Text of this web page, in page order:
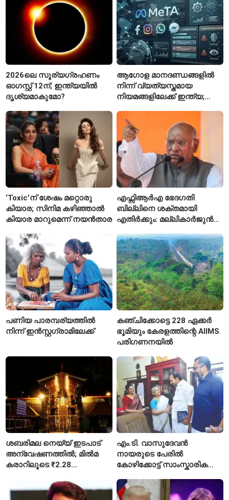
2026ലെ സൂര്യഗ്രഹണം
ഓഗസ്റ്റ് 12ന്; ഇന്ത്യയിൽ
ദൃശ്യമാകുമോ?
ആഗോള മാനദണ്ഡങ്ങളിൽ
നിന്ന് വ്യത്യസ്തമായ
നിയമങ്ങളിലേക്ക് ഇന്ത്യ;
സമ്മർദം
‘Toxic’ന് ശേഷം മറ്റൊരു
കിയാര; സിനിമ കഴിഞ്ഞാൽ
കിയാര മാറുമെന്ന് നയൻതാര
എഫ്സിആർഎ ഭേദഗതി
ബില്ലിനെ ശക്തമായി
എതിർക്കും: മല്ലികാർജുൻ
പണിയ പാരമ്പര്യത്തിൽ
നിന്ന് ഇൻസ്റ്റഗ്രാമിലേക്ക്
കഞ്ചിക്കോട്ടെ 228 ഏക്കർ
ഭൂമിയും കേരളത്തിന്റെ AIIMS
പരിഗണനയിൽ
ശബരിമല നെയ്യ് ഇടപാട്
അന്വേഷണത്തിൽ; മിൽമ
കരാറിലൂടെ ₹2.28
എഫ്ഐആർ
എം.ടി. വാസുദേവൻ
നായരുടെ പേരിൽ
കോഴിക്കോട്ട് സാംസ്കാരിക
പ്രവർത്തനങ്ങൾക്ക് ₹50
കോടി